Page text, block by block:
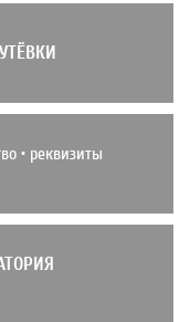
• реквизиты